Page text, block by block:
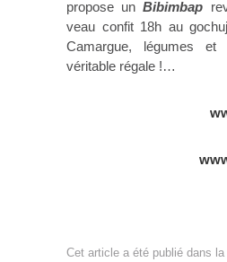
propose unBibimbap
veau confit 18h au
Camargue, légumes
véritable régale !…
Cet article a été publié dans